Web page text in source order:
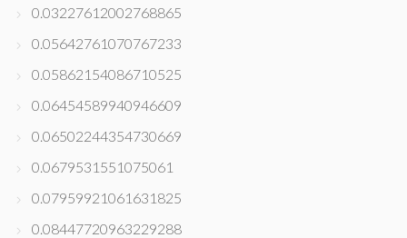
0.03227612002768865
0.05642761070767233
0.05862154086710525
0.06454589940946609
0.06502244354730669
0.0679531551075061
0.07959921061631825
0.08447720963229288